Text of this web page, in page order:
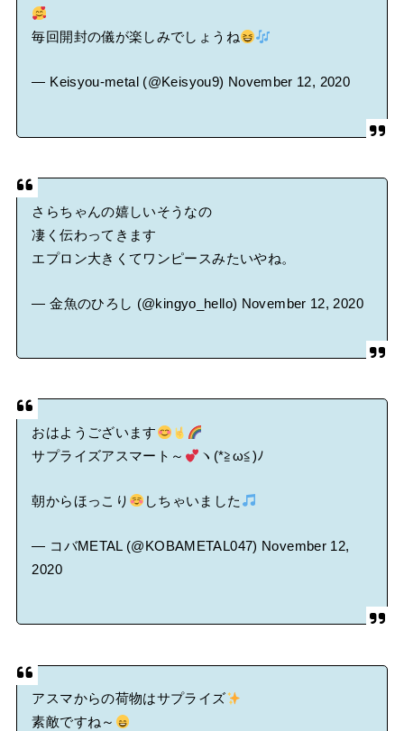
毎回開封の儀が楽しみでしょうね
— Keisyou-metal (@Keisyou9) November 12, 2020
さらちゃんの嬉しいそうなの
凄く伝わってきます
エプロン大きくてワンピースみたいやね。
— 金魚のひろし (@kingyo_hello) November 12, 2020
おはようございます
サプライズアスマート～
ヽ(*≧ω≦)ﾉ
朝からほっこり しちゃいました
— コバMETAL (@KOBAMETAL047) November 12,
2020
アスマからの荷物はサプライズ
素敵ですね～